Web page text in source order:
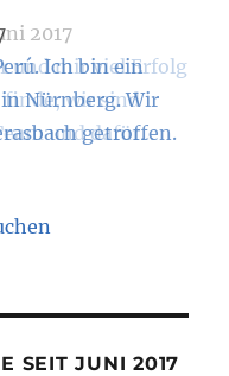
Ich bin ein
Nürnberg. Wir
getroffen.